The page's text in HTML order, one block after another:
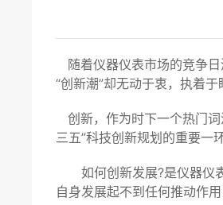
随着仪器仪表市场的竞争
“创新潮”却无动于衷，执着于
创新，作为时下一个热门词
三五”科技创新规划的重要一
如何创新发展?是仪器仪表
自身发展起不到任何推动作